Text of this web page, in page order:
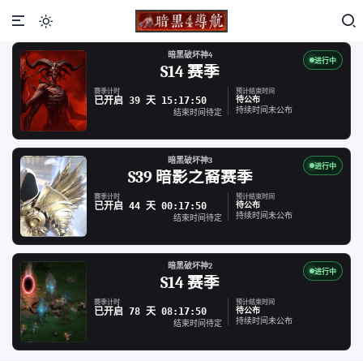

进行中
暗黑破坏神4
S14 赛季
赛季计时
已开启 39 天 15:17:51
结束时间待定
预计结束时间
待公布
持续时间未公布
进行中
暗黑破坏神3
S39 暗影之裔赛季
赛季计时
已开启 44 天 00:17:51
结束时间待定
预计结束时间
待公布
持续时间未公布
进行中
暗黑破坏神2
S14 赛季
赛季计时
已开启 78 天 08:17:51
结束时间待定
预计结束时间
待公布
持续时间未公布